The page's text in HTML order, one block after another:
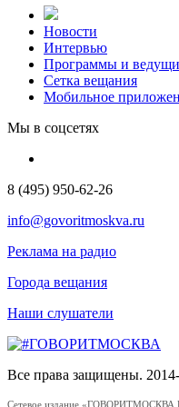
Новости
Интервью
Программы и
Сетка вещания
Мобильное
Мы в соцсетях
8 (495) 950-62-26
info@govoritmoskva.ru
Реклама на радио
Города вещания
Наши слушатели
Все права защищены.
Сетевое издание